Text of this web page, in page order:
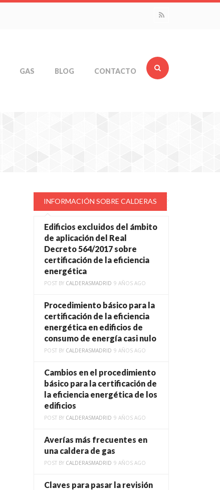
GAS BLOG CONTACTO
INFORMACIÓN SOBRE CALDERAS
Edificios excluidos del ámbito
de aplicación del Real
Decreto 564/2017 sobre
certificación de la eficiencia
energética
POST BY CALDERASMADRID 9 AÑOS AGO
Procedimiento básico para la
certificación de la eficiencia
energética en edificios de
consumo de energía casi nulo
POST BY CALDERASMADRID 9 AÑOS AGO
Cambios en el procedimiento
básico para la certificación de
la eficiencia energética de los
edificios
POST BY CALDERASMADRID 9 AÑOS AGO
Averías más frecuentes en
una caldera de gas
POST BY CALDERASMADRID 9 AÑOS AGO
Claves para pasar la revisión